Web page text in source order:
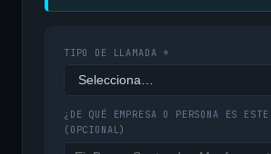
TIPO DE LLAMADA *
¿DE QUÉ EMPRESA O PERSONA ES ESTE
(OPCIONAL)